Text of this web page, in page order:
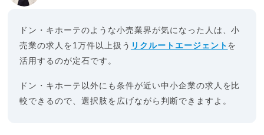
ドン・キホーテのような小売業界が気になった人は、小
売業の求人を1万件以上扱う リクルートエージェント を
活用するのが定石です。
ドン・キホーテ以外にも条件が近い中小企業の求人を比
較できるので、選択肢を広げながら判断できますよ。